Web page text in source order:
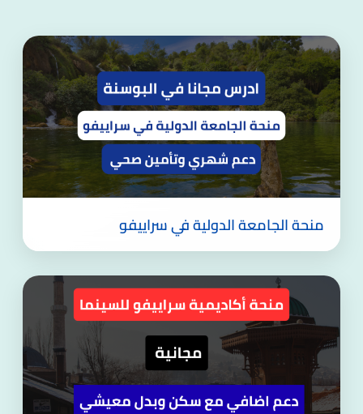
منحة الجامعة الدولية في سراييفو